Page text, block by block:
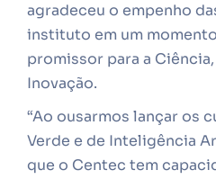
agradeceu o empenho
instituto em um
promissor para a
Inovação.
“Ao ousarmos lançar os
Verde e de Inteligência
que o Centec tem